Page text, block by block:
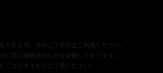
Eva. © 2001 石森プロ・テレビ朝日・ADK・東映
© Sammy 2001© Sammy 2002 © Sammy© 本宮ひろ志/集
Aristocrat© タツノコプロ© BANPRESTO
ある点、予めご了承の上ご利用ください。
7月以降発送のものを収録しております。
ざいますのでご了承ください。